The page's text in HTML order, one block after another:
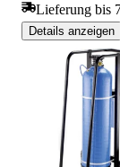
Lieferung bis
Details anzeigen